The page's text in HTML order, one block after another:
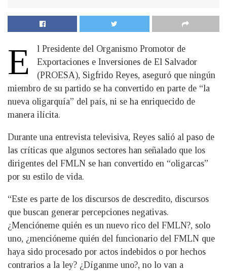
E
l Presidente del Organismo Promotor de
Exportaciones e Inversiones de El Salvador
(PROESA), Sigfrido Reyes, aseguró que ningún
miembro de su partido se ha convertido en parte de “la
nueva oligarquía” del país, ni se ha enriquecido de
manera ilícita.
Durante una entrevista televisiva, Reyes salió al paso de
las críticas que algunos sectores han señalado que los
dirigentes del FMLN se han convertido en “oligarcas”
por su estilo de vida.
“Este es parte de los discursos de descredito, discursos
que buscan generar percepciones negativas.
¿Mencióneme quién es un nuevo rico del FMLN?, solo
uno, ¿mencióneme quién del funcionario del FMLN que
haya sido procesado por actos indebidos o por hechos
contrarios a la ley? ¿Díganme uno?, no lo van a